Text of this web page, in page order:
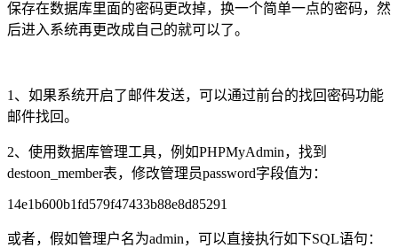
保存在数据库里面的密码更改掉，换一个简单一点的密码，然
后进入系统再更改成自己的就可以了。
1、如果系统开启了邮件发送，可以通过前台的找回密码功能
邮件找回。
2、使用数据库管理工具，例如PHPMyAdmin，找到
destoon_member表，修改管理员password字段值为：
14e1b600b1fd579f47433b88e8d85291
或者，假如管理户名为admin，可以直接执行如下SQL语句：